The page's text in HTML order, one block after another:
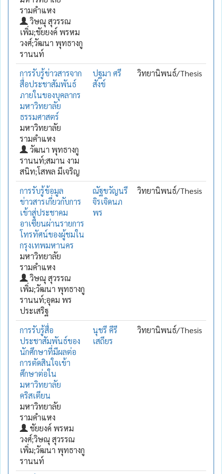
รามคำแหง
วิษณุ สุวรรณ
เพิ่ม;ชัยยงค์ พรหม
วงศ์;วัฒนา พุทธางกู
รานนท์
การรับรู้ข่าวสารจาก
สื่อประชาสัมพันธ์
ภายในของบุคลากร
มหาวิทยาลัย
ธรรมศาสตร์
มหาวิทยาลัย
รามคำแหง
วัฒนา พุทธางกู
รานนท์;สมาน งาม
สนิท;โสพล มีเจริญ
ปฐมา ศรี
สังข์
วิทยานิพนธ์/Thesis
การรับรู้ข้อมูล
ข่าวสารเกี่ยวกับการ
เข้าสู่ประชาคม
อาเซียนผ่านรายการ
โทรทัศน์ของผู้ชมใน
กรุงเทพมหานคร
มหาวิทยาลัย
รามคำแหง
วิษณุ สุวรรณ
เพิ่ม;วัฒนา พุทธางกู
รานนท์;อุดม พร
ประเสริฐ
ณัฐขวัญนรี
จิรเจิดนภ
พร
วิทยานิพนธ์/Thesis
การรับรู้สื่อ
ประชาสัมพันธ์ของ
นักศึกษาที่มีผลต่อ
การตัดสินใจเข้า
ศึกษาต่อใน
มหาวิทยาลัย
คริสเตียน
มหาวิทยาลัย
รามคำแหง
ชัยยงค์ พรหม
วงศ์;วิษณุ สุวรรณ
เพิ่ม;วัฒนา พุทธางกู
รานนท์
นุชรี คีรี
เสถียร
วิทยานิพนธ์/Thesis